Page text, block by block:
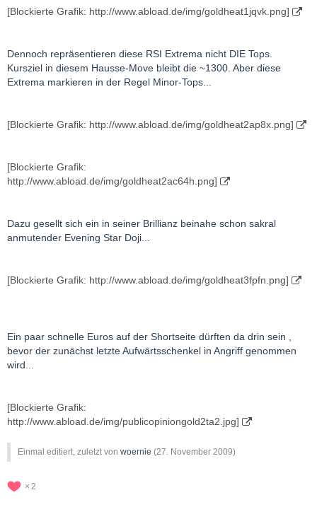
[Blockierte Grafik: http://www.abload.de/img/goldheat1jqvk.png]
Dennoch repräsentieren diese RSI Extrema nicht DIE Tops.
Kursziel in diesem Hausse-Move bleibt die ~1300. Aber diese
Extrema markieren in der Regel Minor-Tops...
[Blockierte Grafik: http://www.abload.de/img/goldheat2ap8x.png]
[Blockierte Grafik:
http://www.abload.de/img/goldheat2ac64h.png]
Dazu gesellt sich ein in seiner Brillianz beinahe schon sakral
anmutender Evening Star Doji...
[Blockierte Grafik: http://www.abload.de/img/goldheat3fpfn.png]
Ein paar schnelle Euros auf der Shortseite dürften da drin sein ,
bevor der zunächst letzte Aufwärtsschenkel in Angriff genommen
wird...
[Blockierte Grafik:
http://www.abload.de/img/publicopiniongold2ta2.jpg]
Einmal editiert, zuletzt von woernie (27. November 2009)
2